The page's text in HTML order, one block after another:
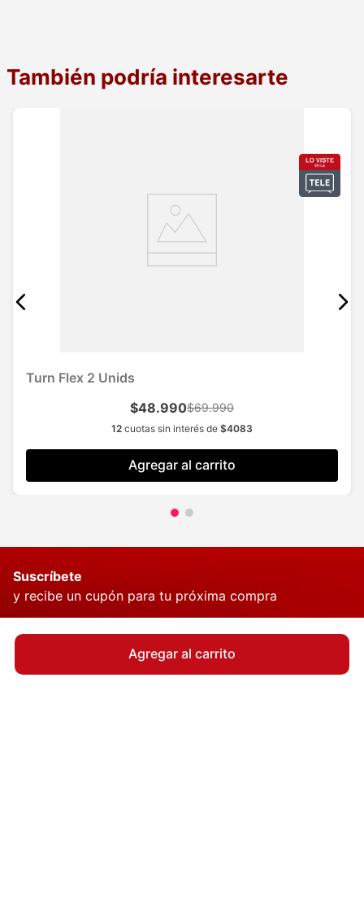
Agregar al carrito
También podría interesarte
Turn Flex 2 Unids
$48.990$69.990
12 cuotas sin interés de $4083
Agregar al carrito
Suscríbete
y recibe un cupón para tu próxima compra
QUIERO MI CUPÓN